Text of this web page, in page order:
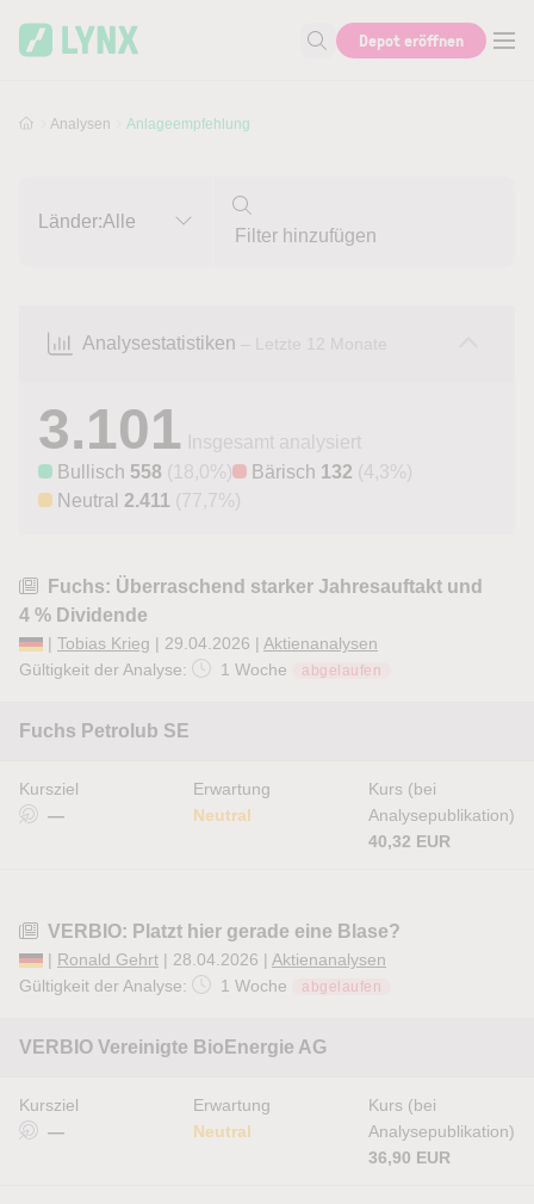
Suche nach Aktie, Autor...
Depot eröffnen
Analysen Anlageempfehlung
Länder:Alle
Analysestatistiken – Letzte 12 Monate
3.101
Insgesamt analysiert
Bullisch 558 (18,0%) Bärisch 132 (4,3%)
Neutral 2.411 (77,7%)
Fuchs: Überraschend starker Jahresauftakt und
4 % Dividende
| Tobias Krieg | 29.04.2026 | Aktienanalysen
Gültigkeit der Analyse:
1 Woche abgelaufen
Fuchs Petrolub SE
Kursziel
—
Erwartung
Neutral
Kurs (bei
Analysepublikation)
40,32 EUR
VERBIO: Platzt hier gerade eine Blase?
| Ronald Gehrt | 28.04.2026 | Aktienanalysen
Gültigkeit der Analyse:
1 Woche abgelaufen
VERBIO Vereinigte BioEnergie AG
Kursziel
—
Erwartung
Neutral
Kurs (bei
Analysepublikation)
36,90 EUR